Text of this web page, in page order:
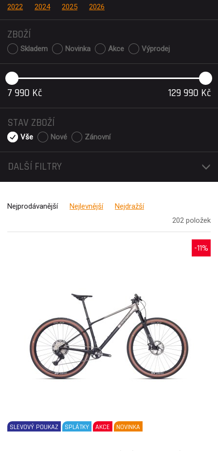
2022 2024 2025 2026
ZBOŽÍ
Skladem Novinka Akce Výprodej
7 990 Kč 129 990 Kč
STAV ZBOŽÍ
Vše Nové Zánovní
DALŠÍ FILTRY
Nejprodávanější Nejlevnější
Nejdražší
202 položek
-11%
SLEVOVÝ POUKAZ SPLÁTKY AKCE NOVINKA